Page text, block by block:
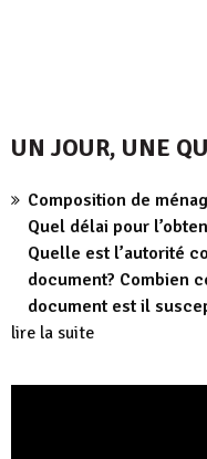
UN JOUR, UNE
Composition de
Quel délai pour
Quelle est l’autorité
document? Combien
document est il
lire la suite